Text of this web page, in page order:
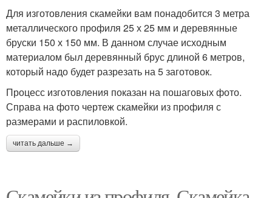
Для изготовления скамейки вам понадобится 3 метра
металлического профиля 25 х 25 мм и деревянные
бруски 150 х 150 мм. В данном случае исходным
материалом был деревянный брус длиной 6 метров,
который надо будет разрезать на 5 заготовок.
Процесс изготовления показан на пошаговых фото.
Справа на фото чертеж скамейки из профиля с
размерами и распиловкой.
читать дальше →